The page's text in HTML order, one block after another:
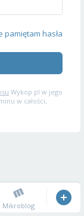
pamiętam hasła
Wykop.pl w jego
w całości,
Mikroblog